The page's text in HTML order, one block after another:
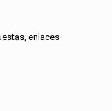
enlaces